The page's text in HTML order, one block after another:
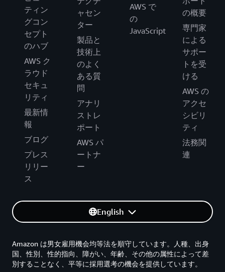
ティン
グコン
セプト
のハブ
AWS ク
ラウド
セキュ
リティ
最新情
報
ブログ
プレス
リリー
ス
ャセン
ター
製品と
技術上
のよく
ある質
問
アナリ
ストレ
ポート
AWS パ
ートナ
ー
AWS で
の
JavaScript
の概要
専門家
による
サポー
トを受
ける
AWS の
アクセ
シビリ
ティ
法務関
連
English
Amazon は男女雇用機会均等法を順守しています。人種、出身
国、性別、性的指向、障がい、年齢、その他の属性によって差
別することなく、平等に採用選考の機会を提供しています。